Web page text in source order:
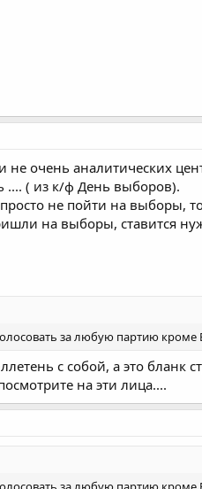
не очень аналитических
.... ( из к/ф День выборов).
не пойти на выборы, то
на выборы, ставится
за любую партию кроме
с собой, а это
на эти лица....